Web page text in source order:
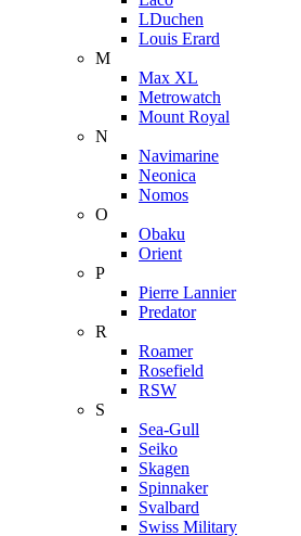
LDuchen
Louis Erard
M
Max XL
Metrowatch
Mount Royal
N
Navimarine
Neonica
Nomos
O
Obaku
Orient
P
Pierre Lannier
Predator
R
Roamer
Rosefield
RSW
S
Sea-Gull
Seiko
Skagen
Spinnaker
Svalbard
Swiss Military